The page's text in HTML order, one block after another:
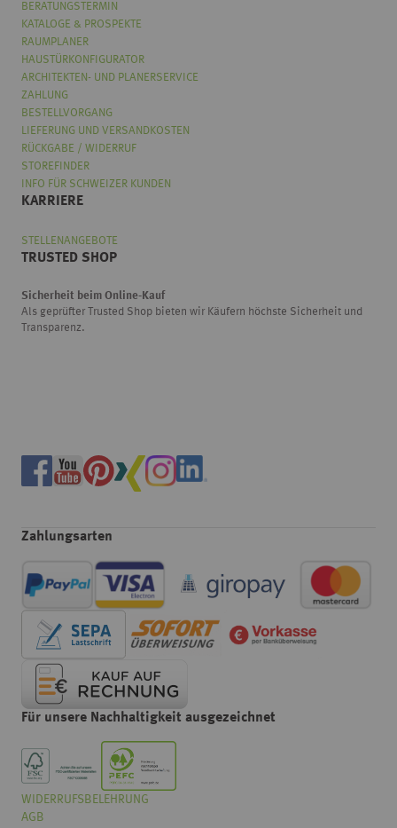
WIDERRUFSBELEHRUNG
AGB
BERATUNGSTERMIN
KATALOGE & PROSPEKTE
RAUMPLANER
HAUSTÜRKONFIGURATOR
ARCHITEKTEN- UND PLANERSERVICE
ZAHLUNG
BESTELLVORGANG
LIEFERUNG UND VERSANDKOSTEN
RÜCKGABE / WIDERRUF
STOREFINDER
INFO FÜR SCHWEIZER KUNDEN
KARRIERE
STELLENANGEBOTE
TRUSTED SHOP
Sicherheit beim Online-Kauf
Als geprüfter Trusted Shop bieten wir Käufern höchste Sicherheit und
Transparenz.
Zahlungsarten
Für unsere Nachhaltigkeit ausgezeichnet
Wie würden Sie unseren Onlineshop bewerten?
Wählen
Sie